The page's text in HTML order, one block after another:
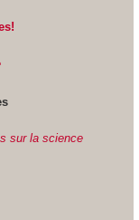
sur la science